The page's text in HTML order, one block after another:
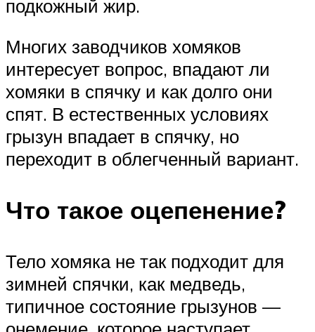
подкожный жир.
Многих заводчиков хомяков
интересует вопрос, впадают ли
хомяки в спячку и как долго они
спят. В естественных условиях
грызун впадает в спячку, но
переходит в облегченный вариант.
Что такое оцепенение?
Тело хомяка не так подходит для
зимней спячки, как медведь,
типичное состояние грызунов —